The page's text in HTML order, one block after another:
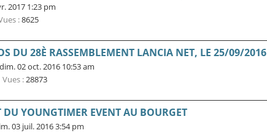
2017 1:23 pm
:8625
DU 28È RASSEMBLEMENT LANCIA NET, LE 25/09/2016
dim. 02 oct. 2016 10:53 am
Vues :28873
DU YOUNGTIMER EVENT AU BOURGET
03 juil. 2016 3:54 pm